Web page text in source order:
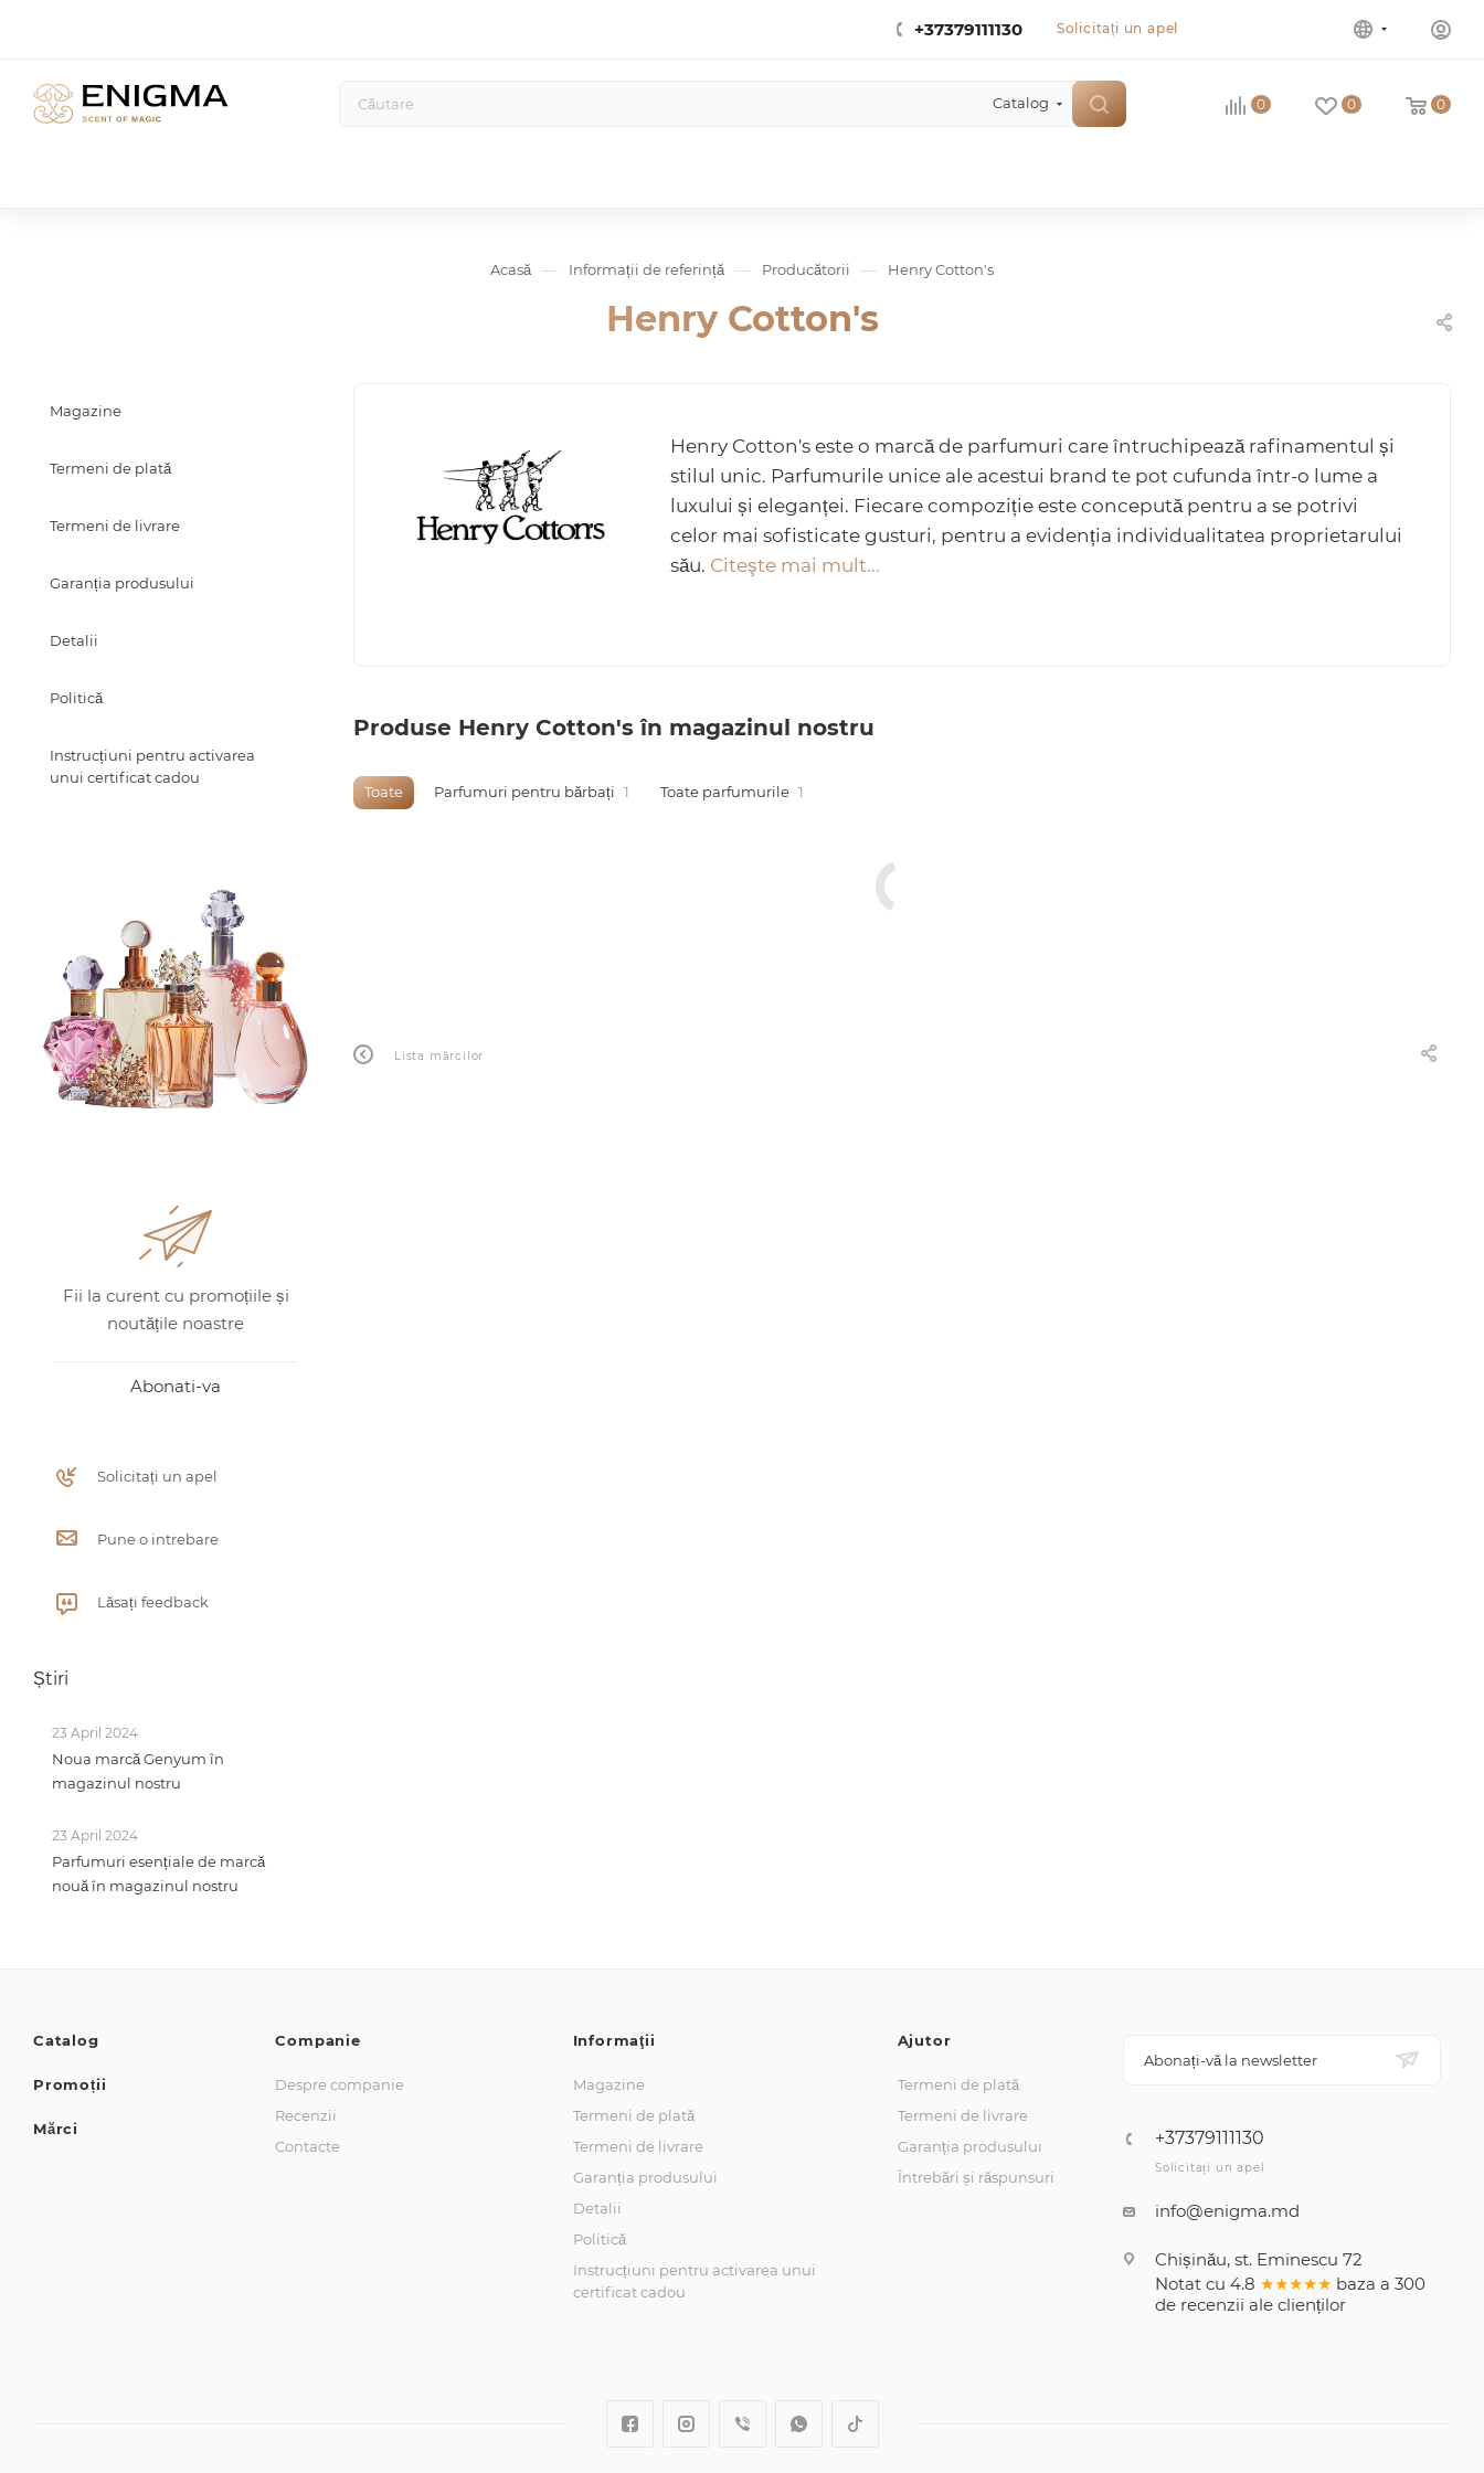
+37379111130 Solicitați un apel
Catalog 0 0 0
Acasă — Informații de referință — Producătorii — Henry Cotton's
Henry Cotton's
Henry Cotton's este o marcă de parfumuri care întruchipează rafinamentul și
stilul unic. Parfumurile unice ale acestui brand te pot cufunda într-o lume a
luxului și eleganței. Fiecare compoziție este concepută pentru a se potrivi
celor mai sofisticate gusturi, pentru a evidenția individualitatea proprietarului
său. Citeşte mai mult...
Produse Henry Cotton's în magazinul nostru
Toate Parfumuri pentru bărbați 1 Toate parfumurile 1
Lista mărcilor
Magazine
Termeni de plată
Termeni de livrare
Garanția produsului
Detalii
Politică
Instrucțiuni pentru activarea
unui certificat cadou
Fii la curent cu promoțiile și
noutățile noastre
Abonati-va
Solicitați un apel
Pune o intrebare
Lăsați feedback
Știri
23 April 2024
Noua marcă Genyum în
magazinul nostru
23 April 2024
Parfumuri esențiale de marcă
nouă în magazinul nostru
Catalog
Promoții
Mărci
Companie
Despre companie
Recenzii
Contacte
Informaţii
Magazine
Termeni de plată
Termeni de livrare
Garanția produsului
Detalii
Politică
Instrucțiuni pentru activarea unui
certificat cadou
Ajutor
Termeni de plată
Termeni de livrare
Garanția produsului
Întrebări și răspunsuri
Abonați-vă la newsletter
+37379111130
Solicitați un apel
info@enigma.md
Chișinău, st. Eminescu 72
Notat cu 4.8 ★★★★★ baza a 300
de recenzii ale clienților